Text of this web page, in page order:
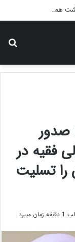
صدور
فقیه در
را تسلیت